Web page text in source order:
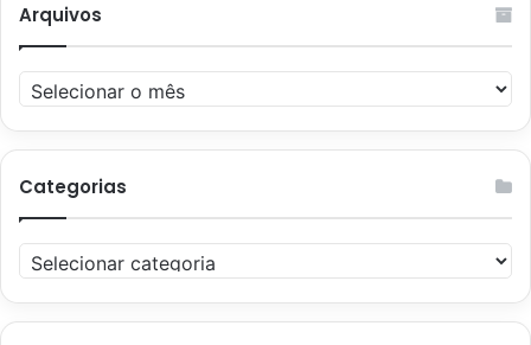
Arquivos
Arquivos
Categorias
Categorias